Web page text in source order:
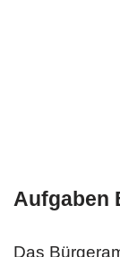
Aufgaben
Das